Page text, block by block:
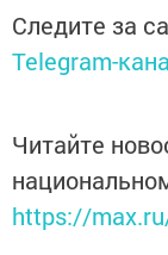
Следите за
Telegram-
Читайте
https://